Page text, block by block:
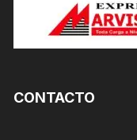
CONTACTO